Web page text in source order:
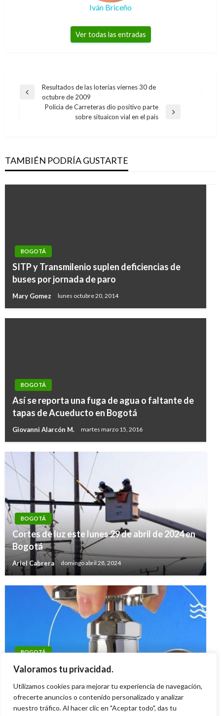
Valoramos tu privacidad.
Utilizamos cookies para mejorar tu experiencia de navegación,
ofrecerte anuncios o contenido personalizado y analizar
nuestro tráfico. Al hacer clic en "Aceptar todo", das tu
Iván Briceño
Ver todas las entradas
Navegación
Entrada
Resultados de las loterías viernes 30 de
octubre de 2009
Policia de Carreteras dio positivo parte
sobre situaicon vial en el pais
TAMBIÉN PODRÍA GUSTARTE
BOGOTÁ
SITP y Transmilenio suplen deficiencias de
buses por jornada de paro
Mary Gomez lunes octubre 20, 2014
BOGOTÁ
Así se reporta una fuga de agua o faltante de
tapas de Acueducto en Bogotá
Giovanni Alarcón M. martes marzo 15, 2016
BOGOTÁ
Cortes de luz este lunes 29 de abril de 2024 en
Bogotá
Ariel Cabrera domingo abril 28, 2024
BOGOTÁ
Así fue el consumo del agua ayer lunes 3 de
Giovanni Alarcón M. martes junio 4, 2024